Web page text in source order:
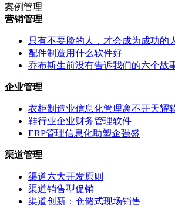
案例管理
营销管理
只有不要脸的人，才会成为成功的
配件制造用什么软件好
乔布斯生前没有告诉我们的六个故
企业管理
衣柜制造业信息化管理离不开天耀
鞋行业企业财务管理软件
ERP管理信息化助塑企强盛
渠道管理
渠道六大开发原则
渠道销售型促销
渠道创新：仓储式现场销售